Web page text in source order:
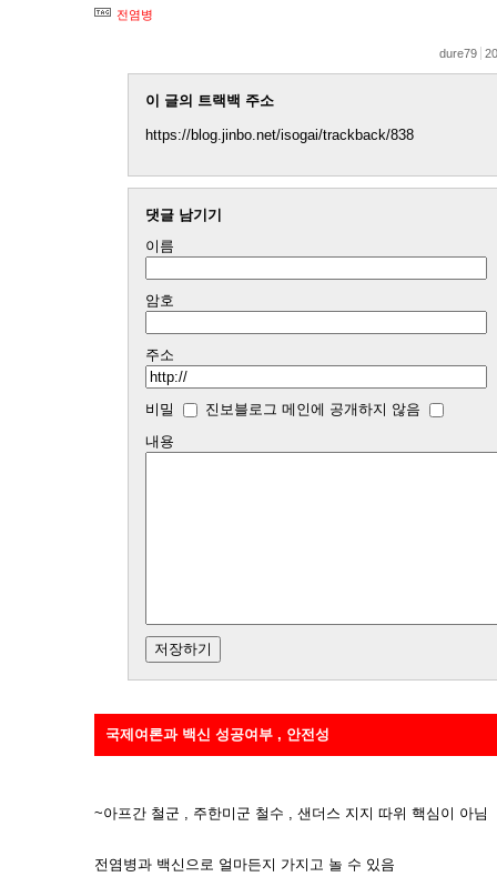
전염병
dure79
이 글의 트랙백 주소
https://blog.jinbo.net/isogai/trackback/838
댓글 남기기
이름
암호
주소
비밀
진보블로그 메인에 공개하지 않음
내용
국제여론과 백신 성공여부 , 안전성
~아프간 철군 , 주한미군 철수 , 샌더스 지지 따위 핵심이 아님
전염병과 백신으로 얼마든지 가지고 놀 수 있음